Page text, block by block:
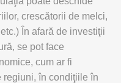
crescătorii de melci,
În afară de investiţii
se pot face
cum ar fi
regiuni, în condiţiile în